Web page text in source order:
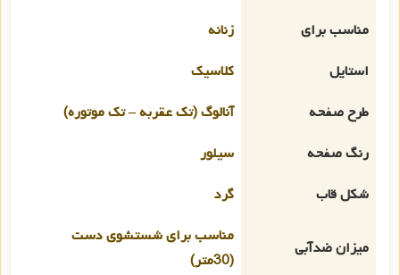
مناسب برای
زنانه
استایل
کلاسیک
طرح صفحه
آنالوگ (تک عقربه – تک موتوره)
رنگ صفحه
سیلور
شکل قاب
گرد
میزان ضدآبی
مناسب برای شستشوی دست
(30متر)